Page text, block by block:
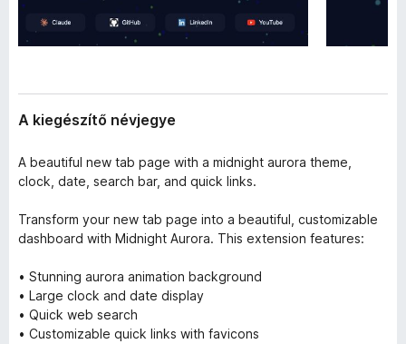
A kiegészítő névjegye
A beautiful new tab page with a midnight aurora theme,
clock, date, search bar, and quick links.
Transform your new tab page into a beautiful, customizable
dashboard with Midnight Aurora. This extension features:
• Stunning aurora animation background
• Large clock and date display
• Quick web search
• Customizable quick links with favicons